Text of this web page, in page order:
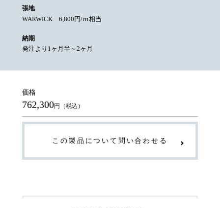
張地
WARWICK 6,800円/ｍ相当
納期
発注より1ヶ月半～2ヶ月
価格
762,300円（税込）
この製品について問い合わせる